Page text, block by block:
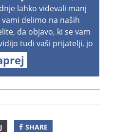
lahko videvali manj
vami delimo na naših
da objavo, ki se vam
tudi vaši prijatelji, jo
SHARE